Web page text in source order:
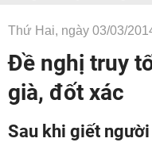
Thứ Hai, ngày 03/03/
Đề nghị truy
già, đốt xác
Sau khi giết